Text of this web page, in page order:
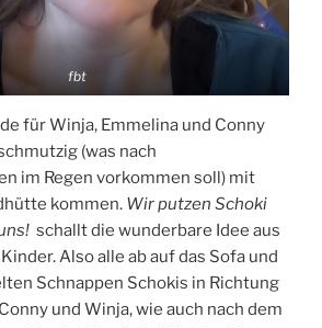
fbt
für Winja, Emmelina und Conny
(was nach
im Regen vorkommen soll) mit
kommen. Wir putzen Schoki
schallt die wunderbare Idee aus
Also alle ab auf das Sofa und
Schnappen Schokis in Richtung
und Winja, wie auch nach dem